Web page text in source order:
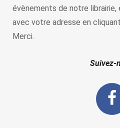
évènements de notre librairie,
avec votre adresse en
Merci.
Suivez-